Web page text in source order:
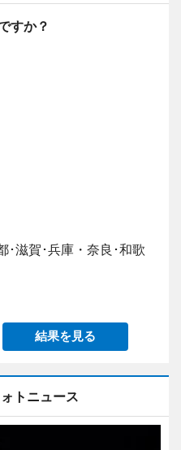
すか？
･滋賀･兵庫・奈良･和歌
結果を見る
トニュース